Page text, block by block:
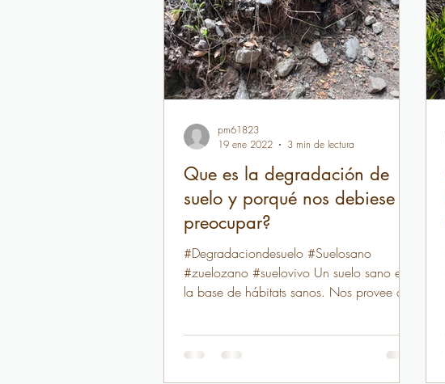
Que es la degradación de
suelo y porqué nos debiese
preocupar?
#Degradaciondesuelo #Suelosano
#zuelozano #suelovivo Un suelo sano es
la base de hábitats sanos. Nos provee de
pm61823
19 ene 2022
3 min de lectura